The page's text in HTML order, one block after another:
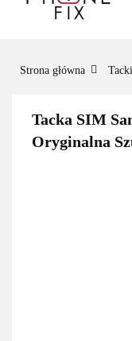
Strona główna
Tacka SIM
Oryginalna